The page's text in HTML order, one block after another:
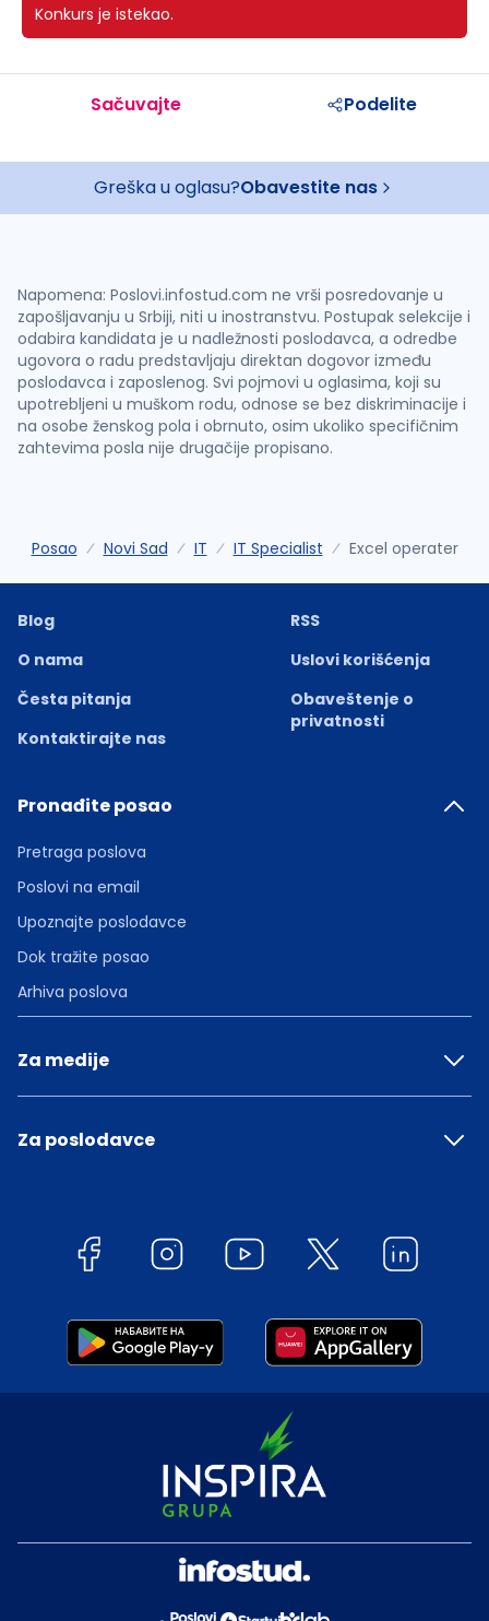
Konkurs je istekao.
Sačuvajte Podelite
Greška u oglasu?Obavestite nas
Napomena: Poslovi.infostud.com ne vrši posredovanje u
zapošljavanju u Srbiji, niti u inostranstvu. Postupak selekcije i
odabira kandidata je u nadležnosti poslodavca, a odredbe
ugovora o radu predstavljaju direktan dogovor između
poslodavca i zaposlenog. Svi pojmovi u oglasima, koji su
upotrebljeni u muškom rodu, odnose se bez diskriminacije i
na osobe ženskog pola i obrnuto, osim ukoliko specifičnim
zahtevima posla nije drugačije propisano.
Posao Novi Sad IT IT Specialist Excel operater
Blog
O nama
Česta pitanja
Kontaktirajte nas
RSS
Uslovi korišćenja
Obaveštenje o
privatnosti
Pronađite posao
Pretraga poslova
Poslovi na email
Upoznajte poslodavce
Dok tražite posao
Arhiva poslova
Za medije
Za poslodavce